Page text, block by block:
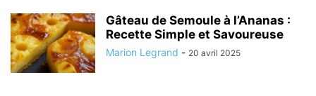
Gâteau de Semoule à l’Ananas :
Recette Simple et Savoureuse
Marion Legrand - 20 avril 2025